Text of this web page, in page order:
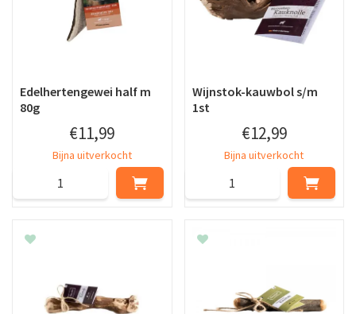
Edelhertengewei half m
80g
€11,99
Bijna uitverkocht
Wijnstok-kauwbol s/m
1st
€12,99
Bijna uitverkocht